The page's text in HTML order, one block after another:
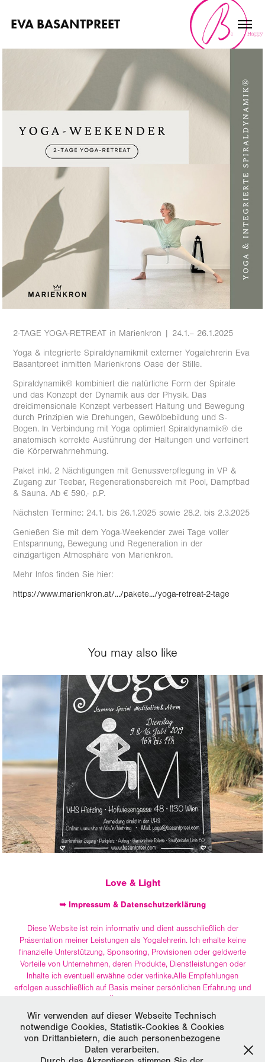
EVA BASANTPREET
2-TAGE YOGA-RETREAT in Marienkron | 24.1.– 26.1.2025
Yoga & integrierte Spiraldynamikmit externer Yogalehrerin Eva
Basantpreet inmitten Marienkrons Oase der Stille.
Spiraldynamik® kombiniert die natürliche Form der Spirale
und das Konzept der Dynamik aus der Physik. Das
dreidimensionale Konzept verbessert Haltung und Bewegung
durch Prinzipien wie Drehungen, Gewölbebildung und S-
Bogen. In Verbindung mit Yoga optimiert Spiraldynamik® die
anatomisch korrekte Ausführung der Haltungen und verfeinert
die Körperwahrnehmung.
Paket inkl. 2 Nächtigungen mit Genussverpflegung in VP &
Zugang zur Teebar, Regenerationsbereich mit Pool, Dampfbad
& Sauna. Ab € 590,- p.P.
Nächsten Termine: 24.1. bis 26.1.2025 sowie 28.2. bis 2.3.2025
Genießen Sie mit dem Yoga-Weekender zwei Tage voller
Entspannung, Bewegung und Regeneration in der
einzigartigen Atmosphäre von Marienkron.
Mehr Infos finden Sie hier:
https://www.marienkron.at/.../pakete.../yoga-retreat-2-tage
You may also like
Summer Special Meditation & Pranayama
Love & Light
➥ Impressum & Datenschutzerklärung
Diese Website ist rein informativ und dient ausschließlich der
Präsentation meiner Leistungen als Yogalehrerin. Ich erhalte keine
finanzielle Unterstützung, Sponsoring, Provisionen oder geldwerte
Vorteile von Unternehmen, deren Produkte, Dienstleistungen oder
Inhalte ich eventuell erwähne oder verlinke.Alle Empfehlungen
erfolgen ausschließlich auf Basis meiner persönlichen Erfahrung und
Die Inhalte dieser Website (Texte, Bilder, Design und Layout) sind
urheberrechtlich geschützt. Bitte respektieren Sie mein geistiges
Eigentum – eine Nutzung oder Vervielfältigung ist nur mit meiner
schriftlichen Zustimmung erlaubt.
Wir verwenden auf dieser Webseite Technisch
notwendige Cookies, Statistik-Cookies & Cookies
von Drittanbietern, die auch personenbezogene
Daten verarbeiten.